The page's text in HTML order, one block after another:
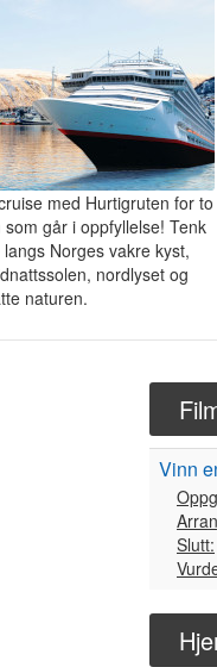
med Hurtigruten for to
går i oppfyllelse! Tenk
Norges vakre kyst,
nordlyset og
naturen.
Vinn
Slutt: